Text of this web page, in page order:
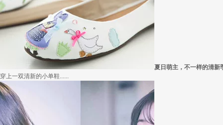
夏日萌主，不一样的清新
穿上一双清新的小单鞋......